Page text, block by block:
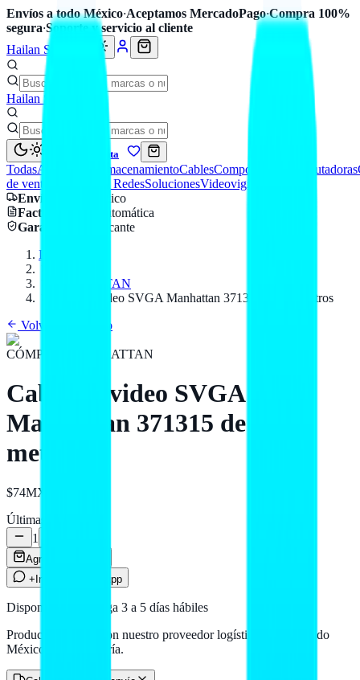
Envíos a todo México·Aceptamos MercadoPago·Compra 100%
segura·Soporte y servicio al cliente
Hailan Store
Hailan Store
Mi cuenta
TodasAccesorios AlmacenamientoCablesComponentes Computadoras
de venta
Seguridad y RedesSolucionesVideovigilancia
Envío
a todo México
Factura CFDI
automática
Garantía
de fabricante
Inicio
MANHATTAN
Cable de video SVGA Manhattan 371315 de 1.8 metros
Volver al catálogo
CÓMPUTO MANHATTAN
Cable de video SVGA
Manhattan 371315 de 1.8
metros
$74MXN
Últimas
1
Agregar al carrito
+Info por WhatsApp
Disponible — entrega 3 a 5 días hábiles
Producto en stock con nuestro proveedor logístico. Llega a todo
México por paquetería.